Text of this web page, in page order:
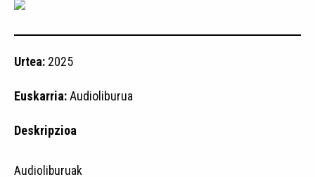
Urtea: 2025
Euskarria:Audioliburua
Deskripzioa
Audioliburuak